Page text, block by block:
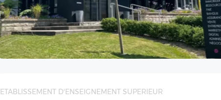
ETABLISSEMENT D'ENSEIGNEMENT SUPERIEUR